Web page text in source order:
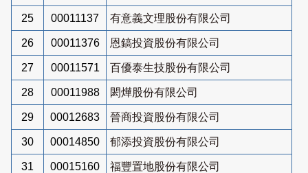
25 00011137 有意義文理股份有限公司
26 00011376 恩鎬投資股份有限公司
27 00011571 百優泰生技股份有限公司
28 00011988 閎燁股份有限公司
29 00012683 晉商投資股份有限公司
30 00014850 郁添投資股份有限公司
31 00015160 福豐置地股份有限公司